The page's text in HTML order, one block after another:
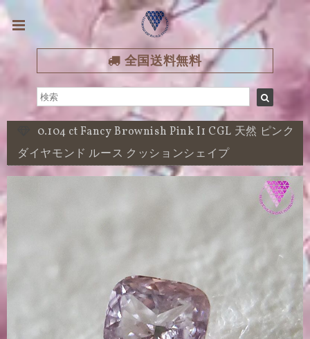
全国送料無料
0.104 ct Fancy Brownish Pink I1 CGL 天然 ピンク
ダイヤモンド ルース クッションシェイプ